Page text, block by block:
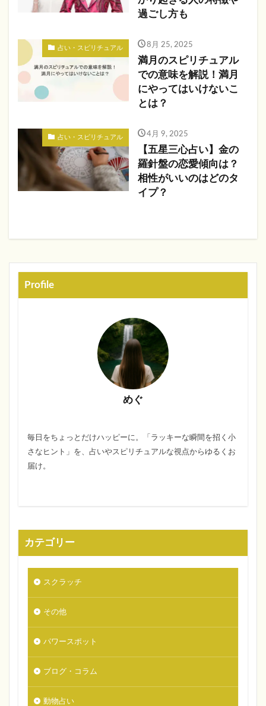
過ごし方も
占い・スピリチュアル 8月 25, 2025
満月のスピリチュアル
での意味を解説！満月
にやってはいけないこ
とは？
占い・スピリチュアル 4月 9, 2025
【五星三心占い】金の
羅針盤の恋愛傾向は？
相性がいいのはどのタ
イプ？
Profile
めぐ
毎日をちょっとだけハッピーに。「ラッキーな瞬間を招く小
さなヒント」を、占いやスピリチュアルな視点からゆるくお
届け。
カテゴリー
スクラッチ
その他
パワースポット
ブログ・コラム
動物占い